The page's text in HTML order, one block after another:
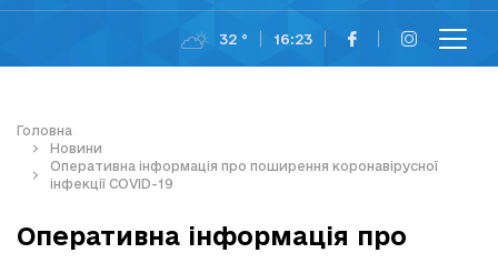
32 ° 16:23
Головна
Новини
Оперативна інформація про поширення коронавірусної
інфекції COVID-19
Оперативна інформація про